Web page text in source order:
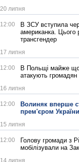
20 липня
12:00
В ЗСУ вступила
американка. Цього
трансгендер
17 липня
12:00
В Польщі майже
атакують громадян
16 липня
12:00
Волиняк вперше
прем'єром України
15 липня
12:00
Голову громади з
мобілізували на
14 липня